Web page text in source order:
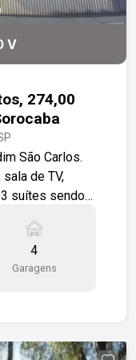
V
274,00
São Carlos.
de TV,
suítes sendo 1
4 vagas
os
de ótima
4
Garagens